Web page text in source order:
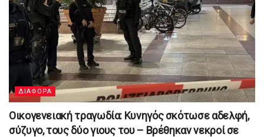
ΔΙΑΦΟΡΑ
Οικογενειακή τραγωδία: Κυνηγός σκότωσε αδελφή,
σύζυγο, τους δύο γιους του – Βρέθηκαν νεκροί σε